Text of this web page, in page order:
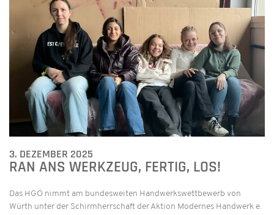
3. DEZEMBER 2025
RAN ANS WERKZEUG, FERTIG, LOS!
Das HGÖ nimmt am bundesweiten Handwerkswettbewerb von
Würth unter der Schirmherrschaft der Aktion Modernes Handwerk e.